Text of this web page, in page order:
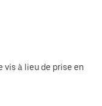
vis à lieu de prise en